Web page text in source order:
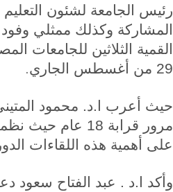
رئيس الجامعة لشئون
المشاركة وكذلك ممثلي وفود
29 من أغسطس الجاري
.
حيث أعرب ا.د. محمود المتينى
مرور قرابة 18
على أهمية هذه اللقاءات
وأكد ا.د . عبد الفتاح سعود